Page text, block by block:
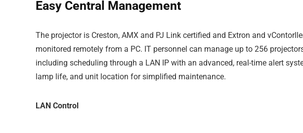
Easy Central Management
The projector is Creston, AMX and PJ Link certified and Extron and
monitored remotely from a PC. IT personnel can manage up to 256
including scheduling through a LAN IP with an advanced, real-time alert
lamp life, and unit location for simplified maintenance.
LAN Control